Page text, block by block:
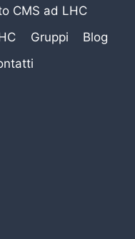
CMS ad LHC
Gruppi
Blog